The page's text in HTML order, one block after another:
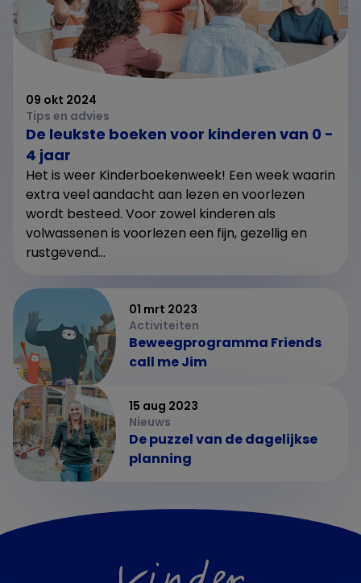
09 okt 2024
Tips en advies
De leukste boeken voor kinderen van 0 -
4 jaar
Het is weer Kinderboekenweek! Een week waarin
extra veel aandacht aan lezen en voorlezen
wordt besteed. Voor zowel kinderen als
volwassenen is voorlezen een fijn, gezellig en
rustgevend...
01 mrt 2023
Activiteiten
Beweegprogramma Friends
call me Jim
15 aug 2023
Nieuws
De puzzel van de dagelijkse
planning